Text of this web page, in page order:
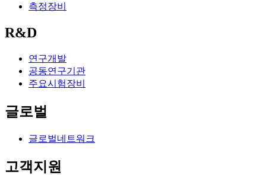
측정장비
R&D
연구개발
공동연구기관
주요시험장비
글로벌
글로벌네트워크
고객지원